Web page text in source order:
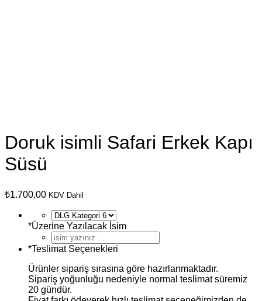
Doruk isimli Safari Erkek Kapı
Süsü
₺1.700,00 KDV Dahil
*Üzerine Yazılacak İsim
*Teslimat Seçenekleri
Ürünler sipariş sırasına göre hazırlanmaktadır.
Sipariş yoğunluğu nedeniyle normal teslimat süremiz
20 gündür.